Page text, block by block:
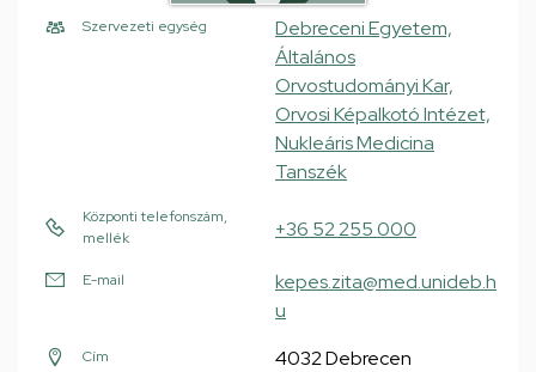
Szervezeti egység
Debreceni Egyetem,
Általános
Orvostudományi Kar,
Orvosi Képalkotó Intézet,
Nukleáris Medicina
Tanszék
Központi telefonszám,
mellék
+36 52 255 000
E-mail
kepes.zita@med.unideb.h
u
Cím
4032 Debrecen